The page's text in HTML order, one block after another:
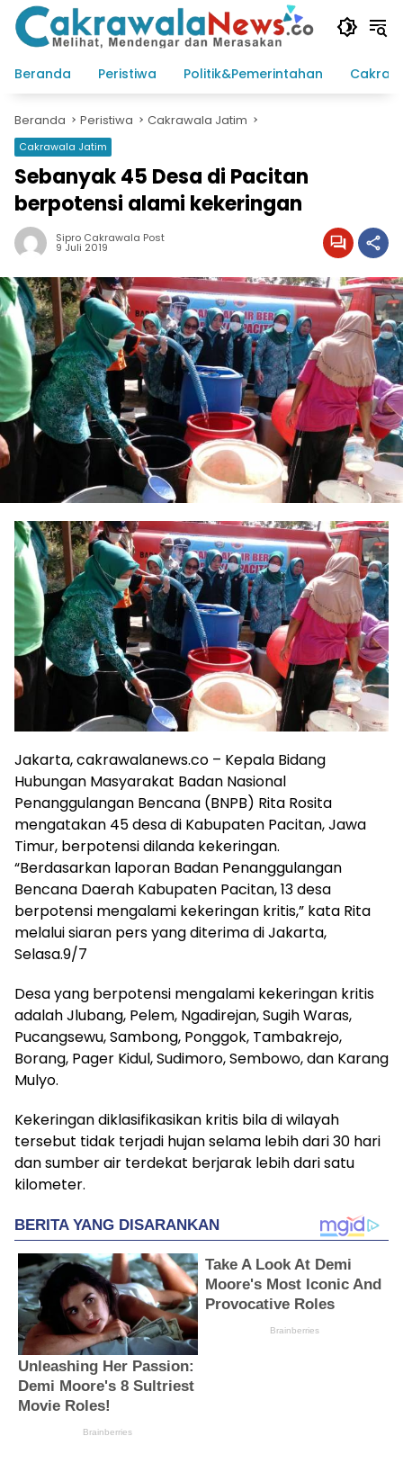
Langsung
konten
Beranda
Peristiwa Politik&Pemerintahan
Beranda Peristiwa Cakrawala Jatim
Cakrawala Jatim
Sebanyak 45 Desa di Pacitan
berpotensi alami kekeringan
Sipro Cakrawala Post
9 Juli 2019
Jakarta, cakrawalanews.co – Kepala Bidang
Hubungan Masyarakat Badan Nasional
Penanggulangan Bencana (BNPB) Rita Rosita
mengatakan 45 desa di Kabupaten Pacitan, Jawa
Timur, berpotensi dilanda kekeringan.
“Berdasarkan laporan Badan Penanggulangan
Bencana Daerah Kabupaten Pacitan, 13 desa
berpotensi mengalami kekeringan kritis,” kata Rita
melalui siaran pers yang diterima di Jakarta,
Selasa.9/7
Desa yang berpotensi mengalami kekeringan kritis
adalah Jlubang, Pelem, Ngadirejan, Sugih Waras,
Pucangsewu, Sambong, Ponggok, Tambakrejo,
Borang, Pager Kidul, Sudimoro, Sembowo, dan Karang
Mulyo.
Kekeringan diklasifikasikan kritis bila di wilayah
tersebut tidak terjadi hujan selama lebih dari 30 hari
dan sumber air terdekat berjarak lebih dari satu
kilometer.